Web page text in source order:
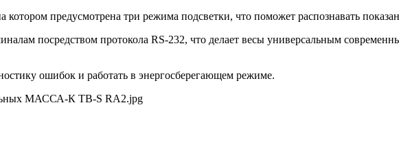
предусмотрена три режима подсветки, что поможет распознавать
посредством протокола RS-232, что делает весы универсальным
ошибок и работать в энергосберегающем режиме.